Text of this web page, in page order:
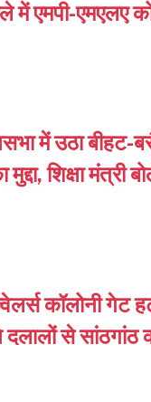
में एमपी-एमएलए
में उठा
शिक्षा मंत्री
कॉलोनी गेट
से सांठगांठ